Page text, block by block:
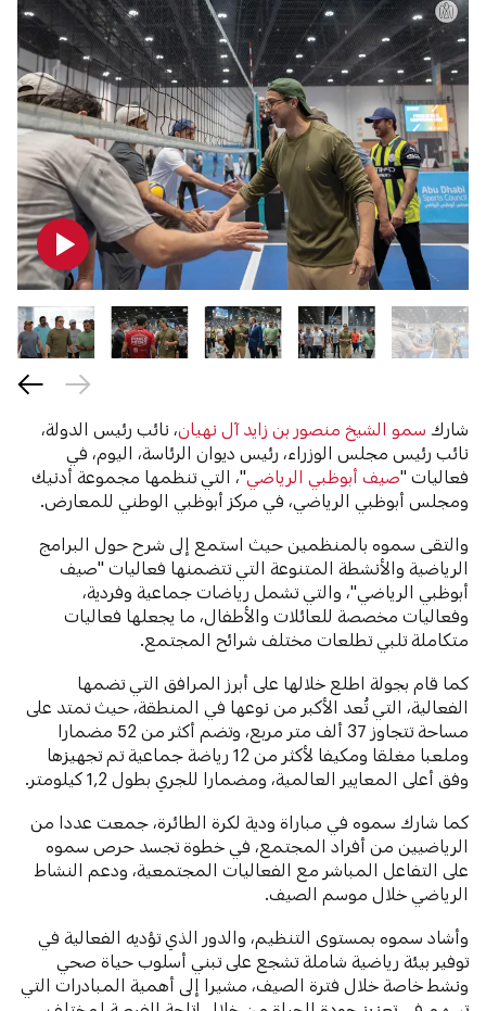
شارك سمو الشيخ منصور بن زايد آل نهيان، نائب رئيس الدولة،
نائب رئيس مجلس الوزراء، رئيس ديوان الرئاسة، اليوم، في
فعاليات "صيف أبوظبي الرياضي"، التي تنظمها مجموعة أدنيك
ومجلس أبوظبي الرياضي، في مركز أبوظبي الوطني للمعارض.
والتقى سموه بالمنظمين حيث استمع إلى شرح حول البرامج
الرياضية والأنشطة المتنوعة التي تتضمنها فعاليات "صيف
أبوظبي الرياضي"، والتي تشمل رياضات جماعية وفردية،
وفعاليات مخصصة للعائلات والأطفال، ما يجعلها فعاليات
متكاملة تلبي تطلعات مختلف شرائح المجتمع.
كما قام بجولة اطلع خلالها على أبرز المرافق التي تضمها
الفعالية، التي تُعد الأكبر من نوعها في المنطقة، حيث تمتد على
مساحة تتجاوز 37 ألف متر مربع، وتضم أكثر من 52 مضمارا
وملعبا مغلقا ومكيفا لأكثر من 12 رياضة جماعية تم تجهيزها
وفق أعلى المعايير العالمية، ومضمارا للجري بطول 1,2 كيلومتر.
كما شارك سموه في مباراة ودية لكرة الطائرة، جمعت عددا من
الرياضيين من أفراد المجتمع، في خطوة تجسد حرص سموه
على التفاعل المباشر مع الفعاليات المجتمعية، ودعم النشاط
الرياضي خلال موسم الصيف.
وأشاد سموه بمستوى التنظيم، والدور الذي تؤديه الفعالية في
توفير بيئة رياضية شاملة تشجع على تبني أسلوب حياة صحي
ونشط خاصة خلال فترة الصيف، مشيرا إلى أهمية المبادرات التي